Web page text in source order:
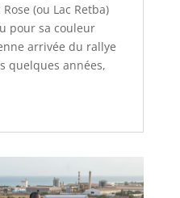
(ou Lac Retba)
pour sa couleur
arrivée du rallye
quelques années,